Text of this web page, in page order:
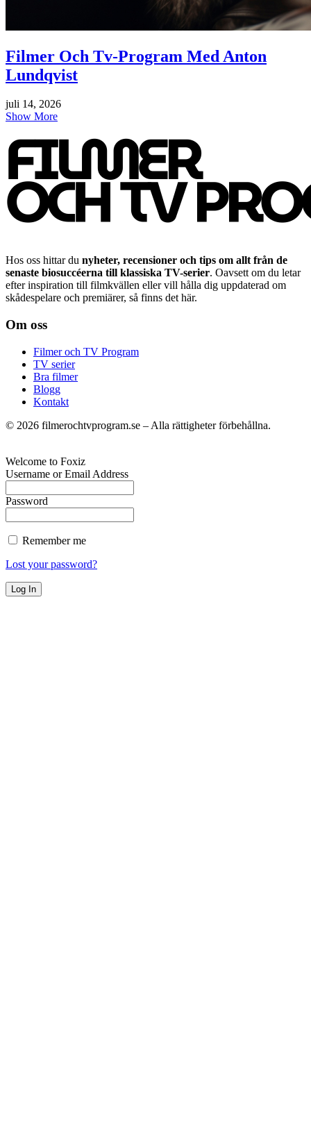
Filmer Och Tv-Program Med Anton
Lundqvist
juli 14, 2026
Show More
Hos oss hittar du nyheter, recensioner och tips om allt från de
senaste biosuccéerna till klassiska TV-serier. Oavsett om du letar
efter inspiration till filmkvällen eller vill hålla dig uppdaterad om
skådespelare och premiärer, så finns det här.
Om oss
Filmer och TV Program
TV serier
Bra filmer
Blogg
Kontakt
© 2026 filmerochtvprogram.se – Alla rättigheter förbehållna.
Welcome to Foxiz
Username or Email Address
Password
Remember me
Lost your password?